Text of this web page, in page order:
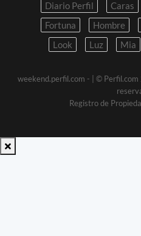
Diario Perfil Caras
Fortuna
Hombre
Look
Luz Mia
weekend.perfil.com -
| ©
Registro de